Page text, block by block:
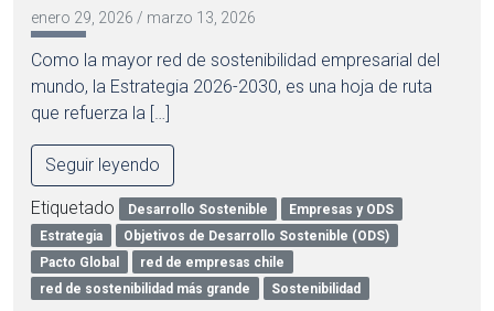
enero 29, 2026 / marzo 13, 2026
Como la mayor red de sostenibilidad empresarial del
mundo, la Estrategia 2026-2030, es una hoja de ruta
que refuerza la […]
Seguir leyendo
Etiquetado Desarrollo Sostenible
Empresas y ODS
Estrategia
Objetivos de Desarrollo Sostenible (ODS)
Pacto Global
red de empresas chile
red de sostenibilidad más grande
Sostenibilidad